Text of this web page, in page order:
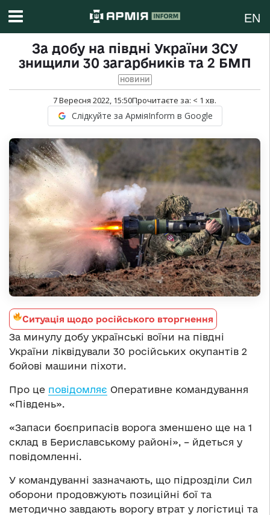
EN
За добу на півдні України ЗСУ
знищили 30 загарбників та 2 БМП
НОВИНИ
7 Вересня 2022, 15:50Прочитаєте за: < 1 хв.
Слідкуйте за АрміяInform в Google
Ситуація щодо російського вторгнення
За минулу добу українські воїни на півдні
України ліквідували 30 російських окупантів 2
бойові машини піхоти.
Про це повідомляє Оперативне командування
«Південь».
«Запаси боєприпасів ворога зменшено ще на 1
склад в Бериславському районі», – йдеться у
повідомленні.
У командуванні зазначають, що підрозділи Сил
оборони продовжують позиційні бої та
методично завдають ворогу втрат у логістиці та